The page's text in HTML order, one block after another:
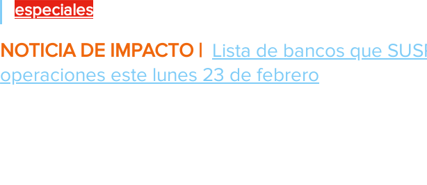
especiales
NOTICIA DE IMPACTO | Lista de bancos que
operaciones este lunes 23 de febrero